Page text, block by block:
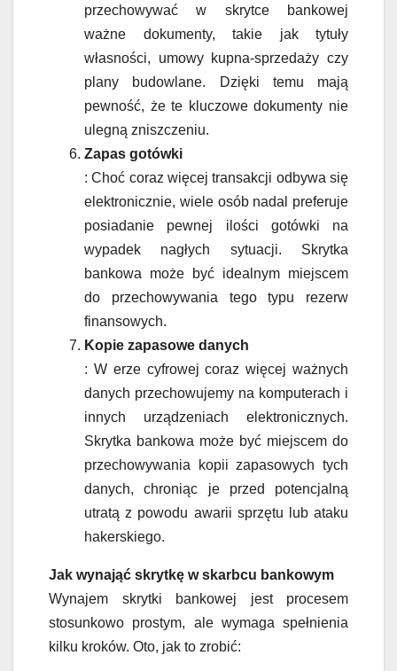
przechowywać w skrytce bankowej
ważne dokumenty, takie jak tytuły
własności, umowy kupna-sprzedaży czy
plany budowlane. Dzięki temu mają
pewność, że te kluczowe dokumenty nie
ulegną zniszczeniu.
Zapas gotówki
: Choć coraz więcej transakcji odbywa się
elektronicznie, wiele osób nadal preferuje
posiadanie pewnej ilości gotówki na
wypadek nagłych sytuacji. Skrytka
bankowa może być idealnym miejscem
do przechowywania tego typu rezerw
finansowych.
Kopie zapasowe danych
: W erze cyfrowej coraz więcej ważnych
danych przechowujemy na komputerach i
innych urządzeniach elektronicznych.
Skrytka bankowa może być miejscem do
przechowywania kopii zapasowych tych
danych, chroniąc je przed potencjalną
utratą z powodu awarii sprzętu lub ataku
hakerskiego.
Jak wynająć skrytkę w skarbcu bankowym
Wynajem skrytki bankowej jest procesem
stosunkowo prostym, ale wymaga spełnienia
kilku kroków. Oto, jak to zrobić: